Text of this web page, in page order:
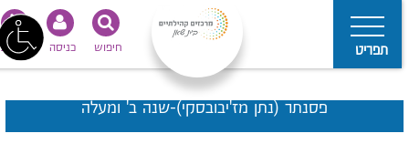
תפריט נגישות כניסה חיפוש
פסנתר (נתן מז'יבובסקי)-שנה ב' ומעלה